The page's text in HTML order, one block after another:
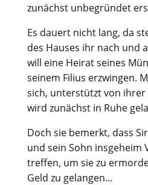
zunächst unbegründet
Es dauert nicht lang, da
des Hauses ihr nach und
will eine Heirat seines
seinem Filius erzwingen.
sich, unterstützt von ihrer
wird zunächst in Ruhe
Doch sie bemerkt, dass
und sein Sohn insgeheim
treffen, um sie zu
Geld zu gelangen…